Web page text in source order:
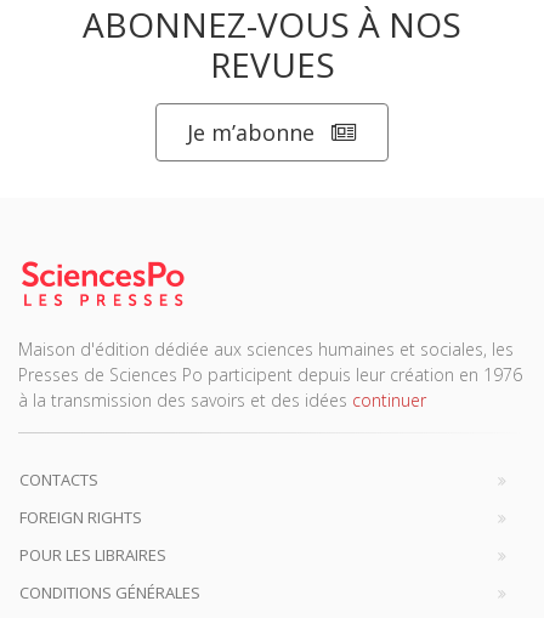
ABONNEZ-VOUS À NOS
REVUES
Je m’abonne
Maison d'édition dédiée aux sciences humaines et sociales, les
Presses de Sciences Po participent depuis leur création en 1976
à la transmission des savoirs et des idées continuer
CONTACTS
FOREIGN RIGHTS
POUR LES LIBRAIRES
CONDITIONS GÉNÉRALES